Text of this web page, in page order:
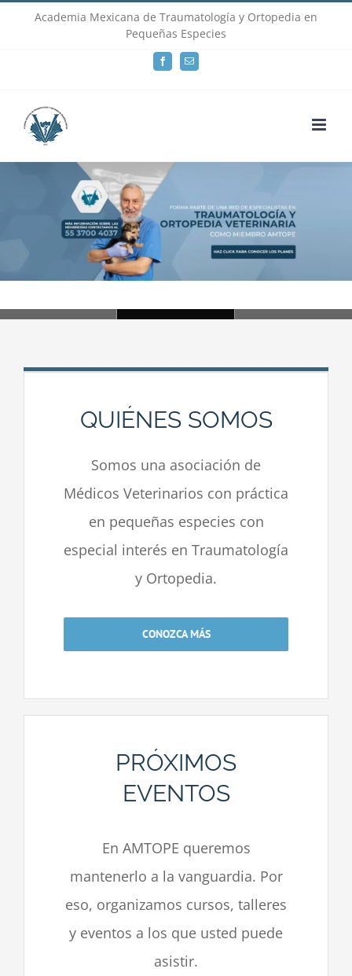
Academia Mexicana de Traumatología y Ortopedia en
Pequeñas Especies
FacebookEmail
Loading...
QUIÉNES SOMOS
Somos una asociación de
Médicos Veterinarios con práctica
en pequeñas especies con
especial interés en Traumatología
y Ortopedia.
CONOZCA MÁS
PRÓXIMOS
EVENTOS
En AMTOPE queremos
mantenerlo a la vanguardia. Por
eso, organizamos cursos, talleres
y eventos a los que usted puede
asistir.